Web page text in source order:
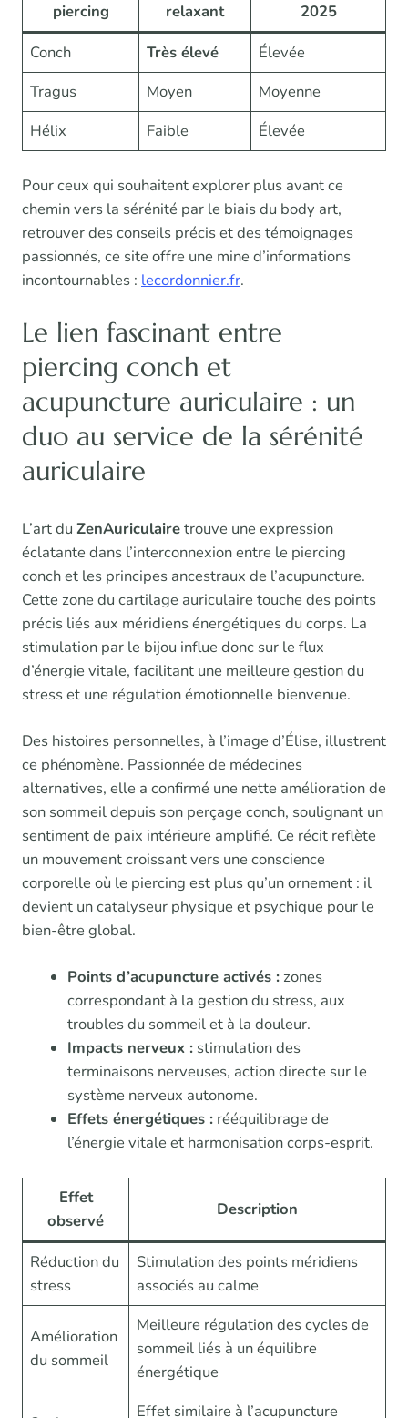
piercing
relaxant
2025
Conch
Très élevé
Élevée
Tragus
Moyen
Moyenne
Hélix
Faible Élevée
Pour ceux qui souhaitent explorer plus avant ce
chemin vers la sérénité par le biais du body art,
retrouver des conseils précis et des témoignages
passionnés, ce site offre une mine d’informations
incontournables : lecordonnier.fr.
Le lien fascinant entre
piercing conch et
acupuncture auriculaire : un
duo au service de la sérénité
auriculaire
L’art du ZenAuriculairetrouve une expression
éclatante dans l’interconnexion entre le piercing
conch et les principes ancestraux de l’acupuncture.
Cette zone du cartilage auriculaire touche des points
précis liés aux méridiens énergétiques du corps. La
stimulation par le bijou influe donc sur le flux
d’énergie vitale, facilitant une meilleure gestion du
stress et une régulation émotionnelle bienvenue.
Des histoires personnelles, à l’image d’Élise, illustrent
ce phénomène. Passionnée de médecines
alternatives, elle a confirmé une nette amélioration de
son sommeil depuis son perçage conch, soulignant un
sentiment de paix intérieure amplifié. Ce récit reflète
un mouvement croissant vers une conscience
corporelle où le piercing est plus qu’un ornement : il
devient un catalyseur physique et psychique pour le
bien-être global.
Points d’acupuncture activés :zones
correspondant à la gestion du stress, aux
troubles du sommeil et à la douleur.
Impacts nerveux :stimulation des
terminaisons nerveuses, action directe sur le
système nerveux autonome.
Effets énergétiques :rééquilibrage de
l’énergie vitale et harmonisation corps-esprit.
Effet
observé
Description
Réduction du
stress
Stimulation des points méridiens
associés au calme
Amélioration
du sommeil
Meilleure régulation des cycles de
sommeil liés à un équilibre
énergétique
Effet similaire à l’acupuncture